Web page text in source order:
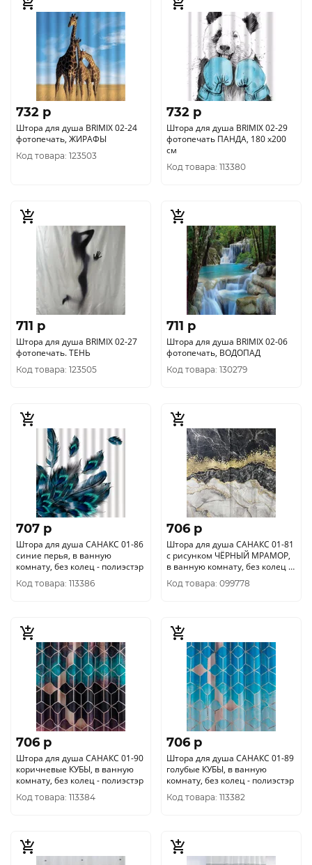
732 p
Штора для душа BRIMIX 02-24
фотопечать, ЖИРАФЫ
Код товара: 123503
732 p
Штора для душа BRIMIX 02-29
фотопечать ПАНДА, 180 х200
см
Код товара: 113380
711 p
Штора для душа BRIMIX 02-27
фотопечать. ТЕНЬ
Код товара: 123505
711 p
Штора для душа BRIMIX 02-06
фотопечать, ВОДОПАД
Код товара: 130279
707 p
Штора для душа САНАКС 01-86
синие перья, в ванную
комнату, без колец - полиэстэр
Код товара: 113386
706 p
Штора для душа САНАКС 01-81
с рисунком ЧЁРНЫЙ МРАМОР,
в ванную комнату, без колец -
полиэстэр
Код товара: 099778
706 p
Штора для душа САНАКС 01-90
коричневые КУБЫ, в ванную
комнату, без колец - полиэстэр
Код товара: 113384
706 p
Штора для душа САНАКС 01-89
голубые КУБЫ, в ванную
комнату, без колец - полиэстэр
Код товара: 113382